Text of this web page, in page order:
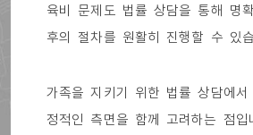
육비 문제도 법률 상담을 통해 명
후의 절차를 원활히 진행할 수 있
가족을 지키기 위한 법률 상담에
정적인 측면을 함께 고려하는 점